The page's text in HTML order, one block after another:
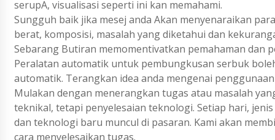
serupA, visualisasi seperti ini kan memahami.
Sungguh baik jika mesej anda Akan menyenaraikan
berat, komposisi, masalah yang diketahui dan
Sebarang Butiran memomentivatkan pemahaman dan
Peralatan automatik untuk pembungkusan serbuk
automatik. Terangkan idea anda mengenai
Mulakan dengan menerangkan tugas atau masalah
teknikal, tetapi penyelesaian teknologi. Setiap hari,
dan teknologi baru muncul di pasaran. Kami akan
cara menyelesaikan tugas.